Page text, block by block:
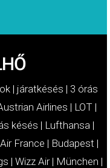
| járatkésés | 3 órás
Airlines | LOT|
késés | Lufthansa |
Air France | Budapest |
| Wizz Air| München |